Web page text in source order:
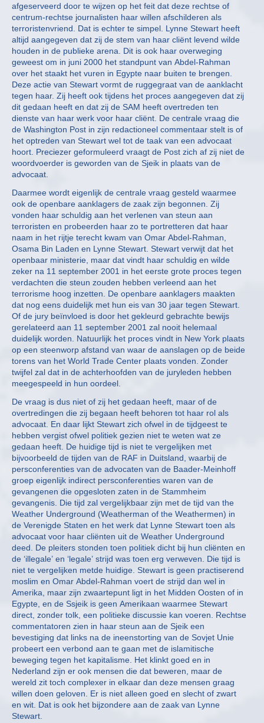
afgeserveerd door te wijzen op het feit dat deze rechtse of
centrum-rechtse journalisten haar willen afschilderen als
terroristenvriend. Dat is echter te simpel. Lynne Stewart heeft
altijd aangegeven dat zij de stem van haar cliënt levend wilde
houden in de publieke arena. Dit is ook haar overweging
geweest om in juni 2000 het standpunt van Abdel-Rahman
over het staakt het vuren in Egypte naar buiten te brengen.
Deze actie van Stewart vormt de ruggegraat van de aanklacht
tegen haar. Zij heeft ook tijdens het proces aangegeven dat zij
dit gedaan heeft en dat zij de SAM heeft overtreden ten
dienste van haar werk voor haar cliënt. De centrale vraag die
de Washington Post in zijn redactioneel commentaar stelt is of
het optreden van Stewart wel tot de taak van een advocaat
hoort. Preciezer geformuleerd vraagt de Post zich af zij niet de
woordvoerder is geworden van de Sjeik in plaats van de
advocaat.
Daarmee wordt eigenlijk de centrale vraag gesteld waarmee
ook de openbare aanklagers de zaak zijn begonnen. Zij
vonden haar schuldig aan het verlenen van steun aan
terroristen en probeerden haar zo te portretteren dat haar
naam in het rijtje terecht kwam van Omar Abdel-Rahman,
Osama Bin Laden en Lynne Stewart. Stewart verwijt dat het
openbaar ministerie, maar dat vindt haar schuldig en wilde
zeker na 11 september 2001 in het eerste grote proces tegen
verdachten die steun zouden hebben verleend aan het
terrorisme hoog inzetten. De openbare aanklagers maakten
dat nog eens duidelijk met hun eis van 30 jaar tegen Stewart.
Of de jury beïnvloed is door het gekleurd gebrachte bewijs
gerelateerd aan 11 september 2001 zal nooit helemaal
duidelijk worden. Natuurlijk het proces vindt in New York plaats
op een steenworp afstand van waar de aanslagen op de beide
torens van het World Trade Center plaats vonden. Zonder
twijfel zal dat in de achterhoofden van de juryleden hebben
meegespeeld in hun oordeel.
De vraag is dus niet of zij het gedaan heeft, maar of de
overtredingen die zij begaan heeft behoren tot haar rol als
advocaat. En daar lijkt Stewart zich ofwel in de tijdgeest te
hebben vergist ofwel politiek gezien niet te weten wat ze
gedaan heeft. De huidige tijd is niet te vergelijken met
bijvoorbeeld de tijden van de RAF in Duitsland, waarbij de
persconferenties van de advocaten van de Baader-Meinhoff
groep eigenlijk indirect persconferenties waren van de
gevangenen die opgesloten zaten in de Stammheim
gevangenis. Die tijd zal vergelijkbaar zijn met de tijd van the
Weather Underground (Weatherman of the Weathermen) in
de Verenigde Staten en het werk dat Lynne Stewart toen als
advocaat voor haar cliënten uit de Weather Underground
deed. De pleiters stonden toen politiek dicht bij hun cliënten en
de ‘illegale’ en ‘legale’ strijd was toen erg verweven. Die tijd is
niet te vergelijken metde huidige. Stewart is geen practiserend
moslim en Omar Abdel-Rahman voert de strijd dan wel in
Amerika, maar zijn zwaartepunt ligt in het Midden Oosten of in
Egypte, en de Ssjeik is geen Amerikaan waarmee Stewart
direct, zonder tolk, een politieke discussie kan voeren. Rechtse
commentatoren zien in haar steun aan de Sjeik een
bevestiging dat links na de ineenstorting van de Sovjet Unie
probeert een verbond aan te gaan met de islamitische
beweging tegen het kapitalisme. Het klinkt goed en in
Nederland zijn er ook mensen die dat beweren, maar de
wereld zit toch complexer in elkaar dan deze mensen graag
willen doen geloven. Er is niet alleen goed en slecht of zwart
en wit. Dat is ook het bijzondere aan de zaak van Lynne
Stewart.